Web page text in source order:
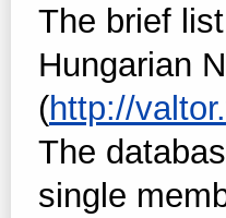
The brief
Hungarian
(http://
The
single